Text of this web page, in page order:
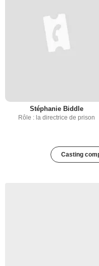
Stéphanie Biddle
Rôle : la directrice de prison
Casting